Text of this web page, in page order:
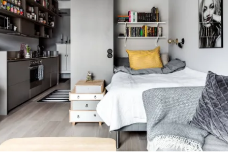
Design Suédois En Quelques Photos
Idées Déco En 10 Photos
La Semaine Décoration Et Design
Maison En Ville
Méli-Mélo Suédois
Publi Reportage
Tendance
Interieurs Scandinaves
La Décoration Selon Votre Signe Astrologique
Les Trouvailles Déco Du Jour
Maison Appartement Écologique
Maison Container/container House
Maison D'hôtes
Maison Et Appartement Vintage
On Décode La Déco
Question De Style
Renovation
Tiny House